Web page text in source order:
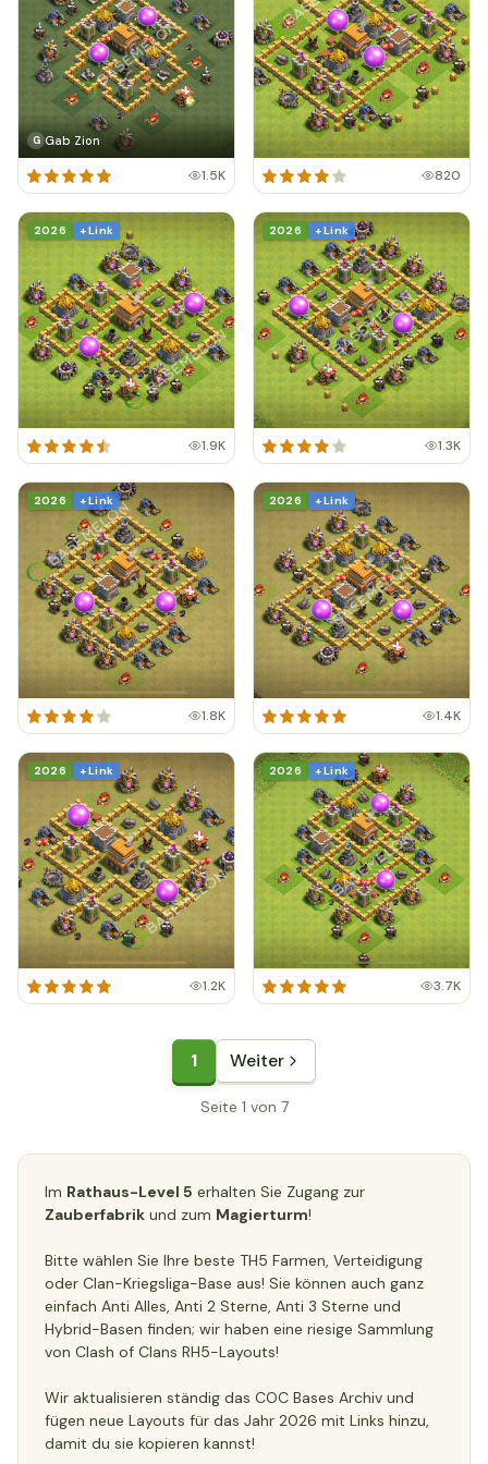
G Gab Zion
1.5K 820
2026 + Link
1.9K
2026 + Link
1.3K
2026 + Link
1.8K
2026 + Link
1.4K
2026 + Link
1.2K
2026 + Link
3.7K
1 Weiter
Seite 1 von 7
Im Rathaus-Level 5 erhalten Sie Zugang zur
Zauberfabrik und zum Magierturm!
Bitte wählen Sie Ihre beste TH5 Farmen, Verteidigung
oder Clan-Kriegsliga-Base aus! Sie können auch ganz
einfach Anti Alles, Anti 2 Sterne, Anti 3 Sterne und
Hybrid-Basen finden; wir haben eine riesige Sammlung
von Clash of Clans RH5-Layouts!
Wir aktualisieren ständig das COC Bases Archiv und
fügen neue Layouts für das Jahr 2026 mit Links hinzu,
damit du sie kopieren kannst!